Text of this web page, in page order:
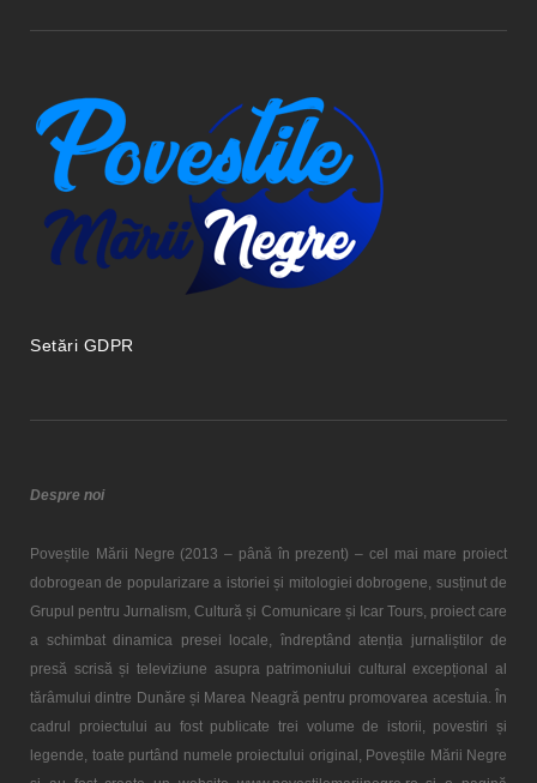
Setări GDPR
Despre noi
Poveștile Mării Negre (2013 – până în prezent) – cel mai mare proiect
dobrogean de popularizare a istoriei și mitologiei dobrogene, susținut de
Grupul pentru Jurnalism, Cultură și Comunicare și Icar Tours, proiect care
a schimbat dinamica presei locale, îndreptând atenția jurnaliștilor de
presă scrisă și televiziune asupra patrimoniului cultural excepțional al
tărâmului dintre Dunăre și Marea Neagră pentru promovarea acestuia. În
cadrul proiectului au fost publicate trei volume de istorii, povestiri și
legende, toate purtând numele proiectului original, Poveștile Mării Negre